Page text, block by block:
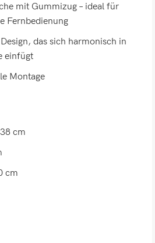
mit Gummizug – ideal für
Fernbedienung
das sich harmonisch in
einfügt
Montage
cm
cm